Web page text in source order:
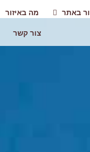
באתר מה באיזור
צור קשר